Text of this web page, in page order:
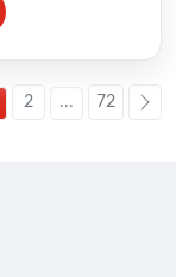
2 ... 72